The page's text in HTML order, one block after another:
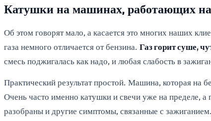
Катушки на машинах, работающих на
Об этом говорят мало, а касается это многих наших
газа немного отличается от бензина. Газ горит суше,
смесь поджигалась как надо, и любая слабость в
Практический результат простой. Машина, которая на
Очень часто именно катушки и свечи уже на пределе, а
разобраны и другие симптомы, связанные с зажиганием.